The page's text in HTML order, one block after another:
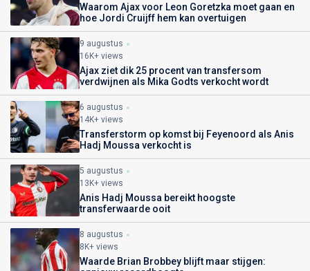
Waarom Ajax voor Leon Goretzka moet gaan en
hoe Jordi Cruijff hem kan overtuigen
9 augustus
16K+ views
Ajax ziet dik 25 procent van transfersom
verdwijnen als Mika Godts verkocht wordt
6 augustus
14K+ views
Transferstorm op komst bij Feyenoord als Anis
Hadj Moussa verkocht is
5 augustus
13K+ views
Anis Hadj Moussa bereikt hoogste
transferwaarde ooit
8 augustus
8K+ views
Waarde Brian Brobbey blijft maar stijgen: